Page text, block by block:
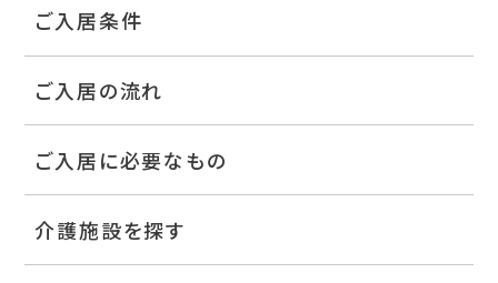
ご入居条件
ご入居の流れ
ご入居に必要なもの
介護施設を探す